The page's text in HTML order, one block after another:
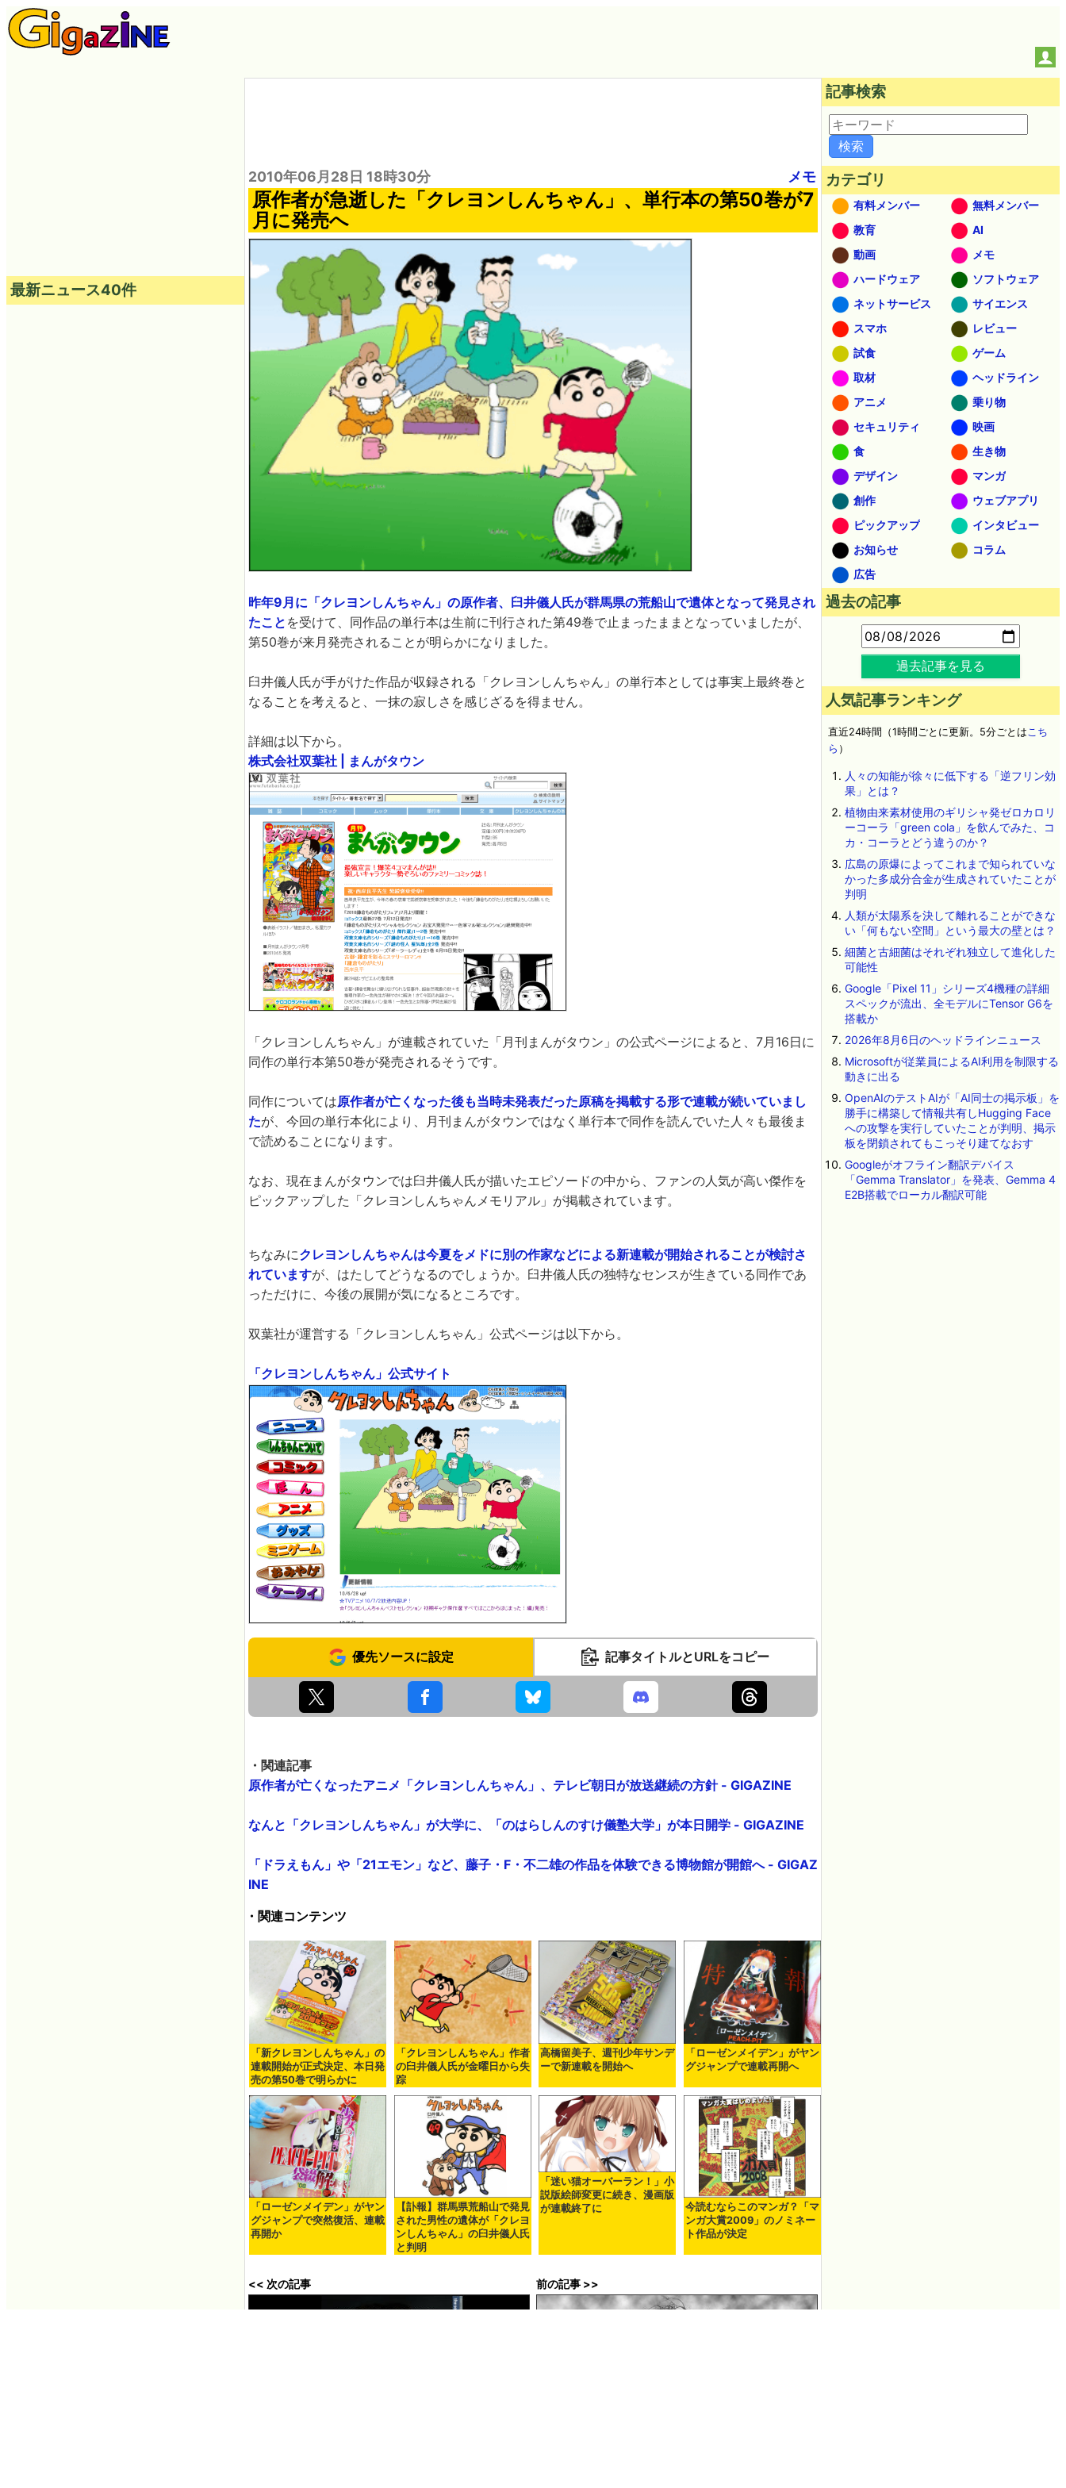
2010年06月28日 18時30分 メモ
原作者が急逝した「クレヨンしんちゃん」、単行本の第50巻が7
月に発売へ
昨年9月に「クレヨンしんちゃん」の原作者、臼井儀人氏が群馬県の荒船山で遺体となって発見され
たこと を受けて、同作品の単行本は生前に刊行された第49巻で止まったままとなっていましたが、
第50巻が来月発売されることが明らかになりました。
臼井儀人氏が手がけた作品が収録される「クレヨンしんちゃん」の単行本としては事実上最終巻と
なることを考えると、一抹の寂しさを感じざるを得ません。
詳細は以下から。
株式会社双葉社 | まんがタウン
「クレヨンしんちゃん」が連載されていた「月刊まんがタウン」の公式ページによると、7月16日に
同作の単行本第50巻が発売されるそうです。
同作については原作者が亡くなった後も当時未発表だった原稿を掲載する形で連載が続いていまし
たが、今回の単行本化により、月刊まんがタウンではなく単行本で同作を読んでいた人々も最後ま
で読めることになります。
なお、現在まんがタウンでは臼井儀人氏が描いたエピソードの中から、ファンの人気が高い傑作を
ピックアップした「クレヨンしんちゃんメモリアル」が掲載されています。
ちなみにクレヨンしんちゃんは今夏をメドに別の作家などによる新連載が開始されることが検討さ
れていますが、はたしてどうなるのでしょうか。臼井儀人氏の独特なセンスが生きている同作であ
っただけに、今後の展開が気になるところです。
双葉社が運営する「クレヨンしんちゃん」公式ページは以下から。
「クレヨンしんちゃん」公式サイト
優先ソースに設定 記事タイトルとURLをコピー
・関連記事
原作者が亡くなったアニメ「クレヨンしんちゃん」、テレビ朝日が放送継続の方針 - GIGAZINE
なんと「クレヨンしんちゃん」が大学に、「のはらしんのすけ儀塾大学」が本日開学 - GIGAZINE
「ドラえもん」や「21エモン」など、藤子・F・不二雄の作品を体験できる博物館が開館へ - GIGAZ
INE
・関連コンテンツ
「新クレヨンしんちゃん」の
連載開始が正式決定、本日発
売の第50巻で明らかに
「クレヨンしんちゃん」作者
の臼井儀人氏が金曜日から失
踪
高橋留美子、週刊少年サンデ
ーで新連載を開始へ
「ローゼンメイデン」がヤン
グジャンプで連載再開へ
「ローゼンメイデン」がヤン
グジャンプで突然復活、連載
再開か
【訃報】群馬県荒船山で発見
された男性の遺体が「クレヨ
ンしんちゃん」の臼井儀人氏
と判明
「迷い猫オーバーラン！」小
説版絵師変更に続き、漫画版
が連載終了に
今読むならこのマンガ？「マ
ンガ大賞2009」のノミネー
ト作品が決定
<< 次の記事 前の記事 >>
最新ニュース40件
記事検索
カテゴリ
有料メンバー
無料メンバー
教育
AI
動画
メモ
ハードウェア
ソフトウェア
ネットサービス
サイエンス
スマホ
レビュー
試食
ゲーム
取材
ヘッドライン
アニメ
乗り物
セキュリティ
映画
食
生き物
デザイン
マンガ
創作
ウェブアプリ
ピックアップ
インタビュー
お知らせ
コラム
広告
過去の記事
過去記事を見る
人気記事ランキング
直近24時間（1時間ごとに更新。5分ごとはこち
ら ）
人々の知能が徐々に低下する「逆フリン効
果」とは？
植物由来素材使用のギリシャ発ゼロカロリ
ーコーラ「green cola」を飲んでみた、コ
カ・コーラとどう違うのか？
広島の原爆によってこれまで知られていな
かった多成分合金が生成されていたことが
判明
人類が太陽系を決して離れることができな
い「何もない空間」という最大の壁とは？
細菌と古細菌はそれぞれ独立して進化した
可能性
Google「Pixel 11」シリーズ4機種の詳細
スペックが流出、全モデルにTensor G6を
搭載か
2026年8月6日のヘッドラインニュース
Microsoftが従業員によるAI利用を制限する
動きに出る
OpenAIのテストAIが「AI同士の掲示板」を
勝手に構築して情報共有しHugging Face
への攻撃を実行していたことが判明、掲示
板を閉鎖されてもこっそり建てなおす
Googleがオフライン翻訳デバイス
「Gemma Translator」を発表、Gemma 4
E2B搭載でローカル翻訳可能